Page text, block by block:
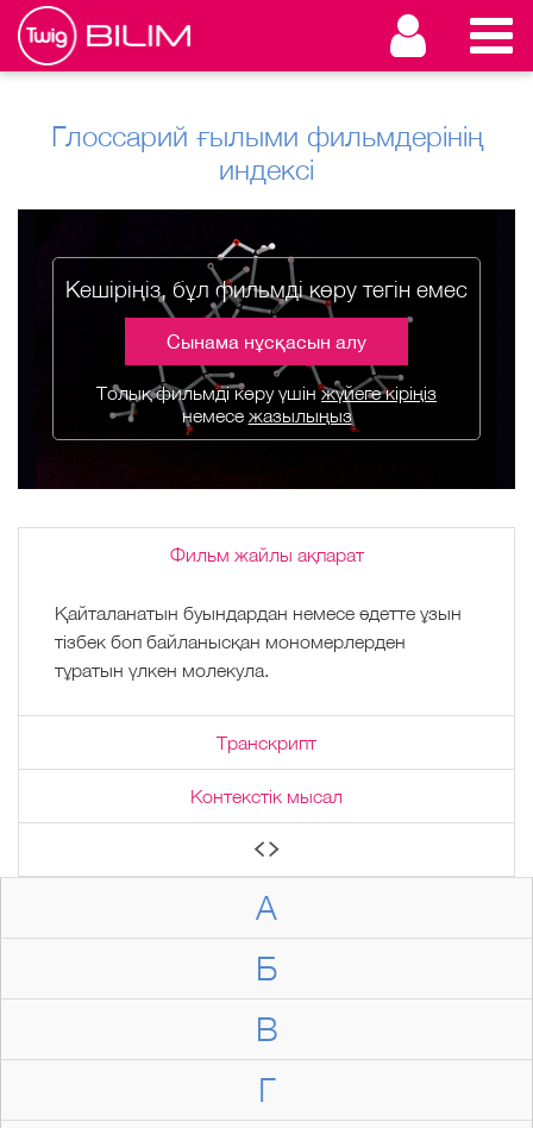
Глоссарий ғылыми фильмдерінің
индексі
А
Б
В
Г
Кешіріңіз, бұл фильмді көру тегін емес
Сынама нұсқасын алу
Толық фильмді көру үшінжүйеге кіріңіз
немесе жазылыңыз
Фильм жайлы ақпарат
Қайталанатын буындардан немесе әдетте ұзын
тізбек боп байланысқан мономерлерден
тұратын үлкен молекула.
Транскрипт
Контекстік мысал